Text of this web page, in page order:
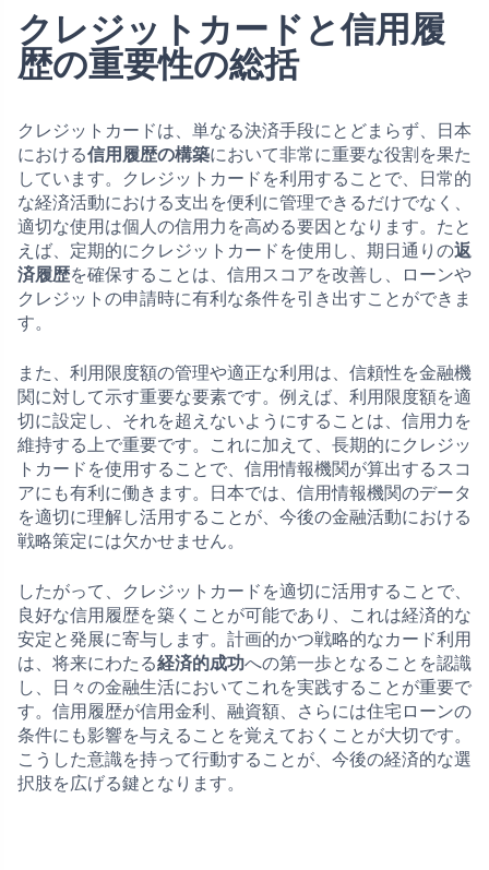
クレジットカードと信用履
歴の重要性の総括
クレジットカードは、単なる決済手段にとどまらず、日本
における信用履歴の構築において非常に重要な役割を果た
しています。クレジットカードを利用することで、日常的
な経済活動における支出を便利に管理できるだけでなく、
適切な使用は個人の信用力を高める要因となります。たと
えば、定期的にクレジットカードを使用し、期日通りの返
済履歴を確保することは、信用スコアを改善し、ローンや
クレジットの申請時に有利な条件を引き出すことができま
す。
また、利用限度額の管理や適正な利用は、信頼性を金融機
関に対して示す重要な要素です。例えば、利用限度額を適
切に設定し、それを超えないようにすることは、信用力を
維持する上で重要です。これに加えて、長期的にクレジッ
トカードを使用することで、信用情報機関が算出するスコ
アにも有利に働きます。日本では、信用情報機関のデータ
を適切に理解し活用することが、今後の金融活動における
戦略策定には欠かせません。
したがって、クレジットカードを適切に活用することで、
良好な信用履歴を築くことが可能であり、これは経済的な
安定と発展に寄与します。計画的かつ戦略的なカード利用
は、将来にわたる経済的成功への第一歩となることを認識
し、日々の金融生活においてこれを実践することが重要で
す。信用履歴が信用金利、融資額、さらには住宅ローンの
条件にも影響を与えることを覚えておくことが大切です。
こうした意識を持って行動することが、今後の経済的な選
択肢を広げる鍵となります。